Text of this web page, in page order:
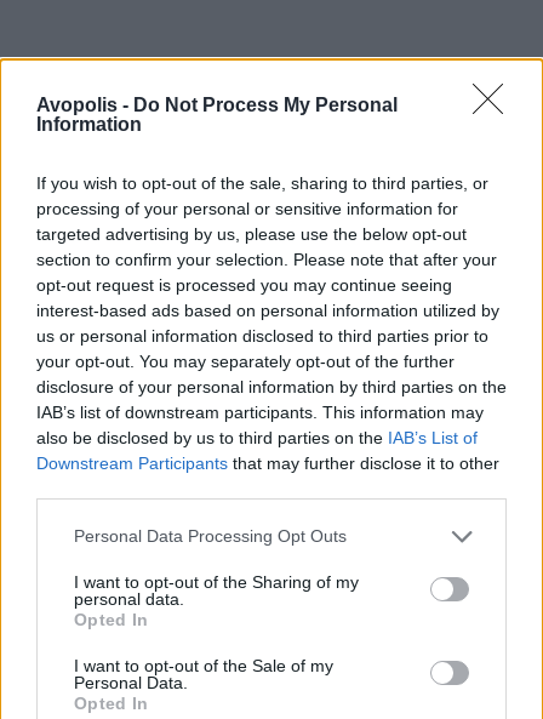
Avopolis - Do Not Process My Personal
Information
If you wish to opt-out of the sale, sharing to third parties, or
processing of your personal or sensitive information for
targeted advertising by us, please use the below opt-out
section to confirm your selection. Please note that after your
opt-out request is processed you may continue seeing
interest-based ads based on personal information utilized by
us or personal information disclosed to third parties prior to
your opt-out. You may separately opt-out of the further
disclosure of your personal information by third parties on the
IAB’s list of downstream participants. This information may
also be disclosed by us to third parties on the IAB’s List of
Downstream Participants that may further disclose it to other
Personal Data Processing Opt Outs
I want to opt-out of the Sharing of my
personal data.
Opted In
I want to opt-out of the Sale of my
Personal Data.
Opted In